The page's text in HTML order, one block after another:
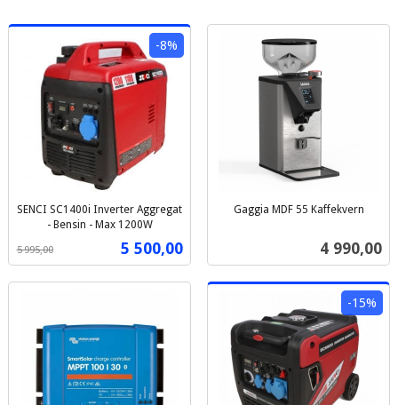
SENCI SC1400i Inverter Aggregat
- Bensin - Max 1200W
Tilbud
5 500,00
5 995,00
-8%
mva.
Gaggia MDF 55 Kaffekvern
Pris
4 990,00
-15%